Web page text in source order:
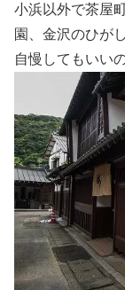
小浜以外で茶屋
園、金沢のひが
自慢してもいい